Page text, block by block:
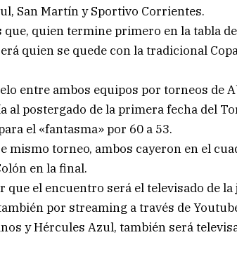
San Martín y Sportivo Corrientes.
que, quien termine primero en la tabla
quien se quede con la tradicional
entre ambos equipos por torneos de
al postergado de la primera fecha del
el «fantasma» por 60 a 53.
mismo torneo, ambos cayeron en el
en la final.
que el encuentro será el televisado de
por streaming a través de
y Hércules Azul, también será